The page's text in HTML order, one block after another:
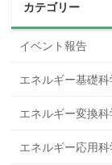
カテゴリー
イベント報告
エネルギー基礎
エネルギー変換
エネルギー応用